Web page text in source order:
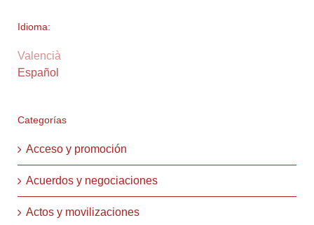
Idioma:
Valencià
Español
Categorías
Acceso y promoción
Acuerdos y negociaciones
Actos y movilizaciones